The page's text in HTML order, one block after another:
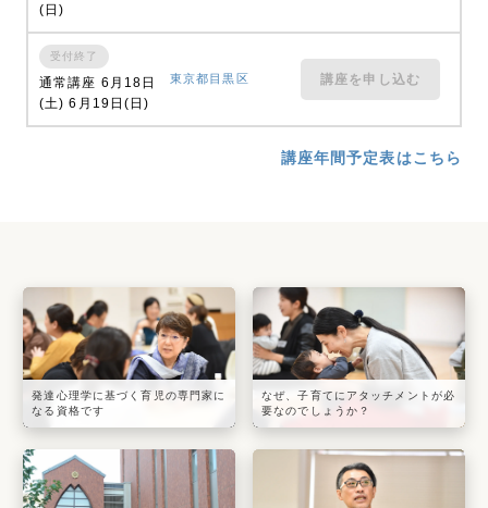
(日)
受付終了
通常講座 6月18日
(土) 6月19日(日)
東京都目黒区 講座を申し込む
講座年間予定表はこちら
発達心理学に基づく育児の専門家に
なる資格です
なぜ、子育てにアタッチメントが必
要なのでしょうか？